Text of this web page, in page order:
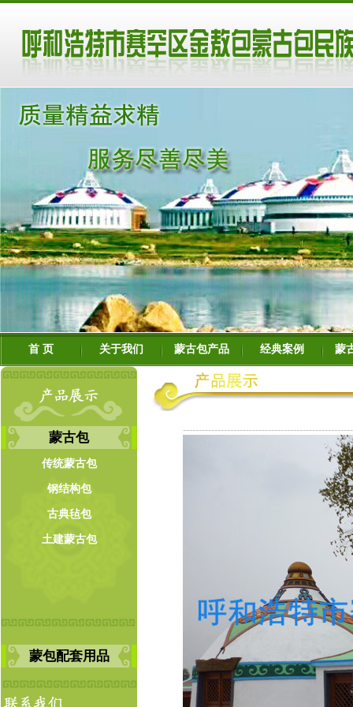
首 页 关于我们 蒙古包产品 经典案例 蒙
蒙古包
传统蒙古包
钢结构包
古典毡包
土建蒙古包
蒙包配套用品